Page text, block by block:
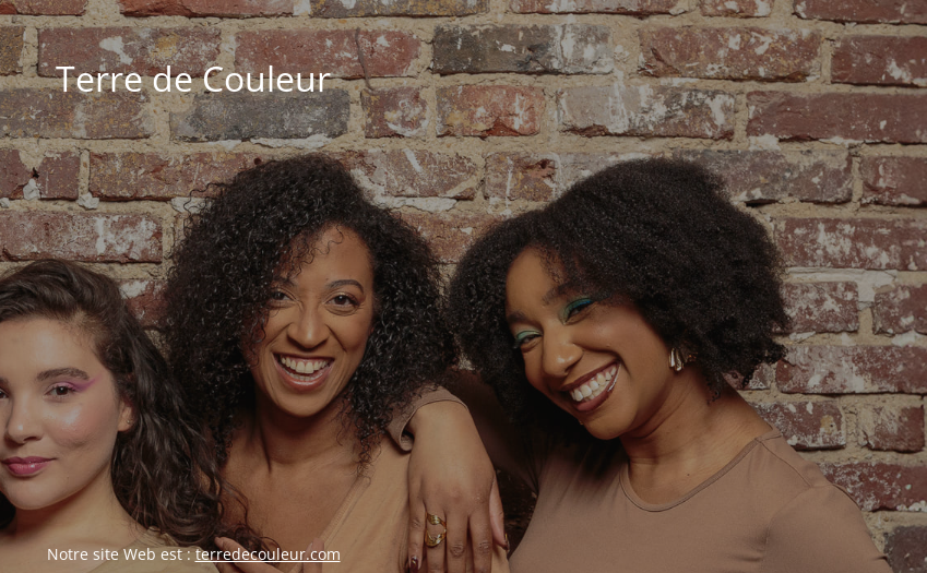
Terre de Couleur
Notre site Web est :terredecouleur.com